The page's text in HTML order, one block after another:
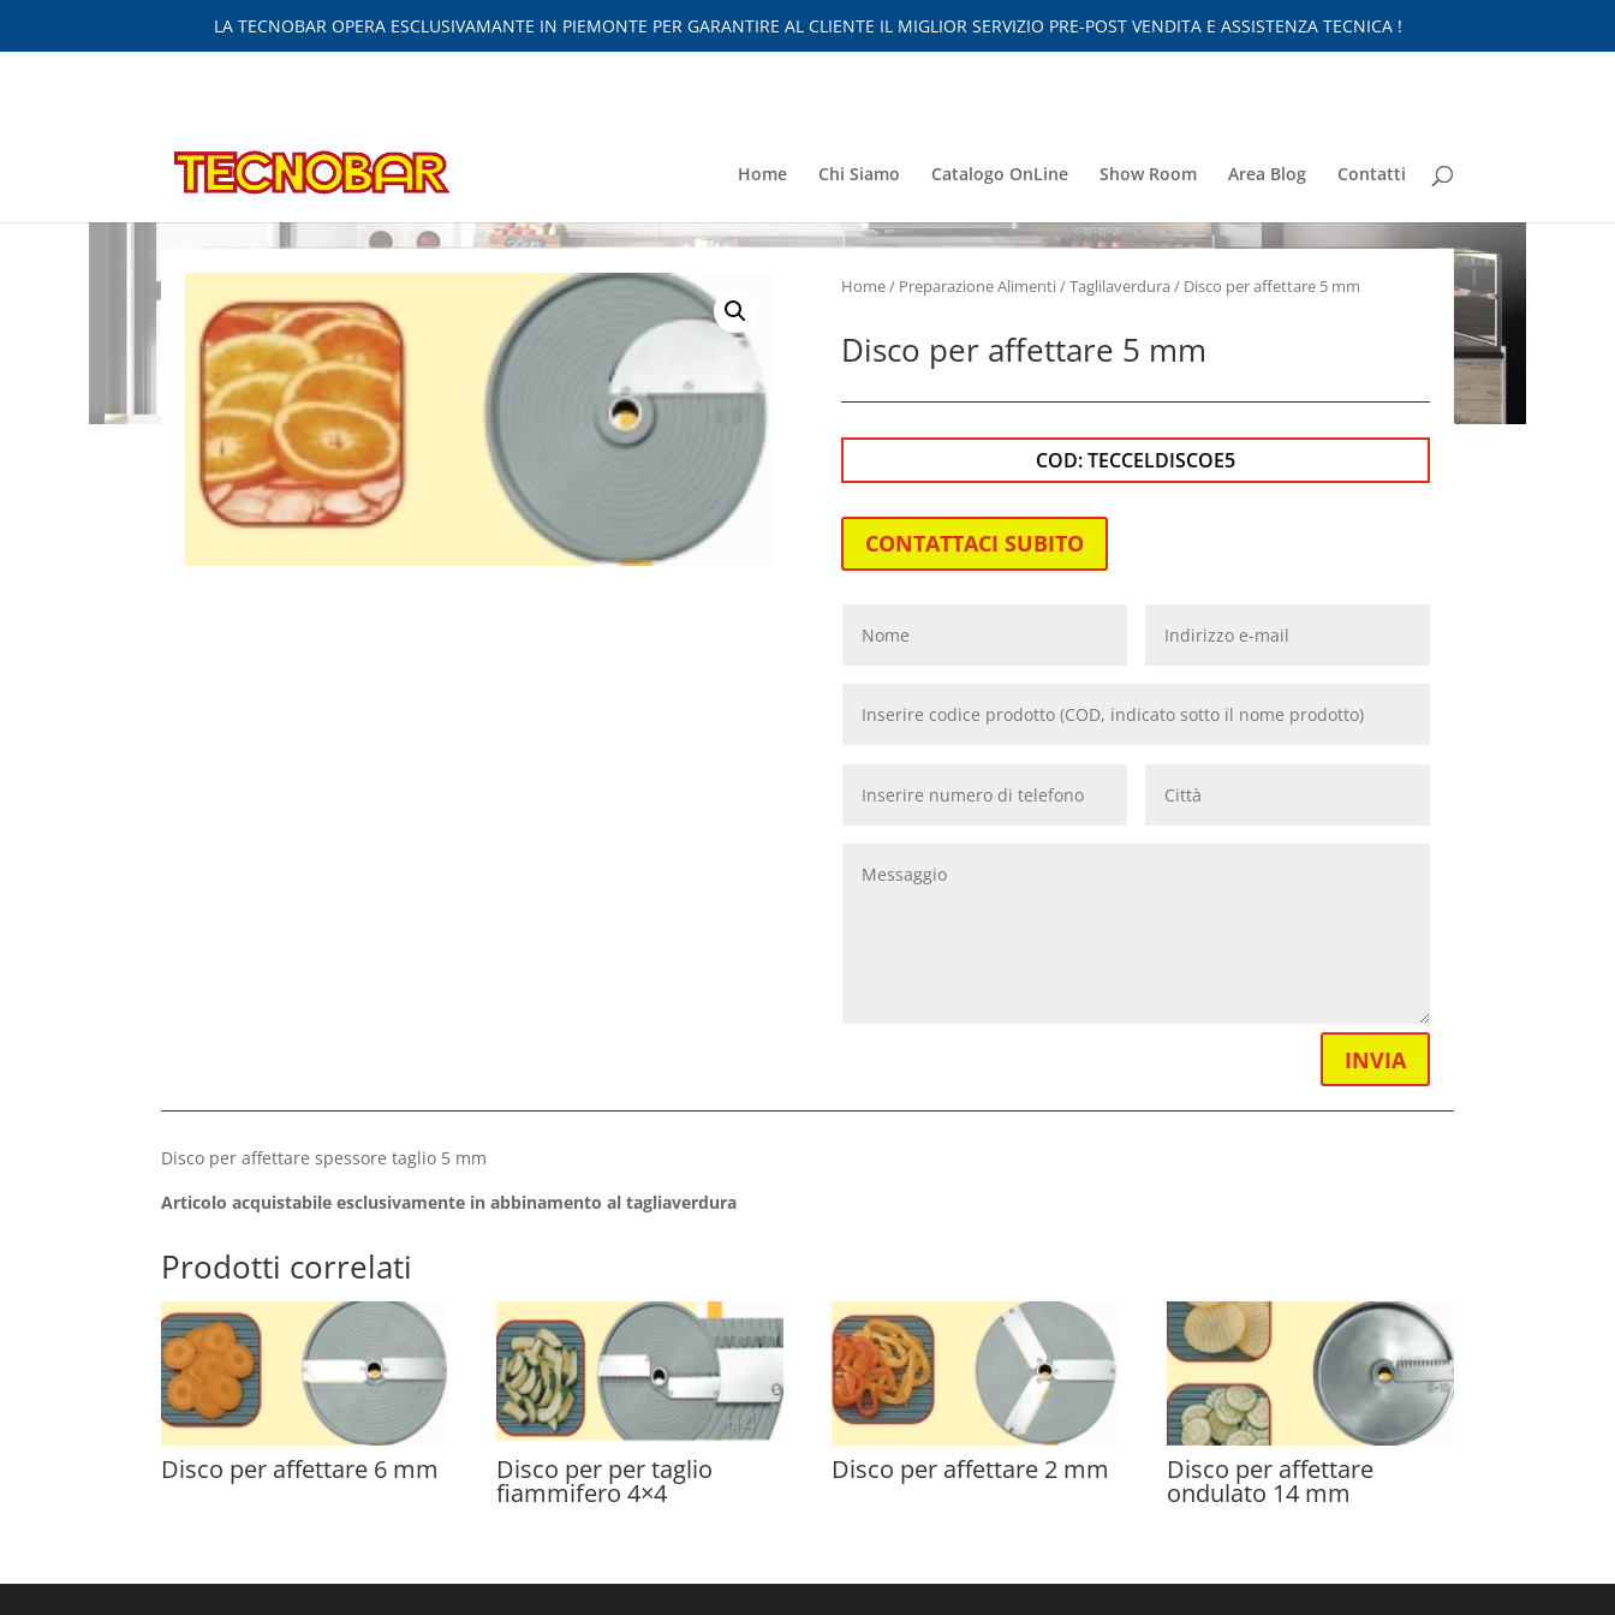
LA TECNOBAR OPERA ESCLUSIVAMANTE IN PIEMONTE PER GARANTIRE AL CLIENTE IL MIGLIOR SERVIZIO PRE-POST VENDITA E ASSISTENZA TECNICA !
Home Chi Siamo Catalogo OnLine Show Room Area Blog Contatti
Home/ Preparazione Alimenti/Taglilaverdura / Disco per affettare 5 mm
Disco per affettare 5 mm
COD:TECCELDISCOE5
CONTATTACI SUBITO
INVIA
Disco per affettare spessore taglio 5 mm
Articolo acquistabile esclusivamente in abbinamento al tagliaverdura
Prodotti correlati
Disco per affettare 6 mm Disco per per taglio
fiammifero 4×4
Disco per affettare 2 mm Disco per affettare
ondulato 14 mm